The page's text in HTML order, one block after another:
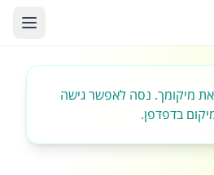
מיקומך. נסה לאפשר גישה
בדפדפן.